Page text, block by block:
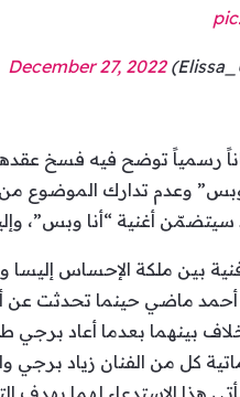
December 27, 2022
رسمياً توضح فيه فسخ
وبس” وعدم تدارك الموضوع
سيتضمّن أغنية “أنا
بين ملكة الإحساس إليسا
ماضي حينما تحدثت عن
بينهما بعدما أعاد
كل من الفنان زياد